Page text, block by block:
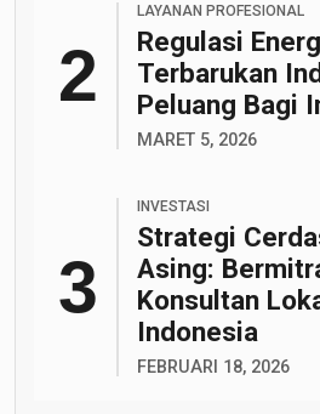
LAYANAN PROFESIONAL
Regulasi
Terbarukan
Peluang Bagi
MARET 5, 2026
INVESTASI
Strategi
Asing:
Konsultan
Indonesia
FEBRUARI 18, 2026